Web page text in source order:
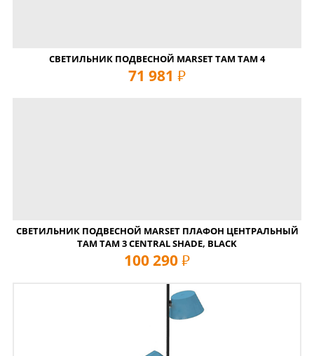
СВЕТИЛЬНИК ПОДВЕСНОЙ MARSET TAM TAM 4
71 981 руб
СВЕТИЛЬНИК ПОДВЕСНОЙ MARSET ПЛАФОН ЦЕНТРАЛЬНЫЙ
TAM TAM 3 CENTRAL SHADE, BLACK
100 290 руб